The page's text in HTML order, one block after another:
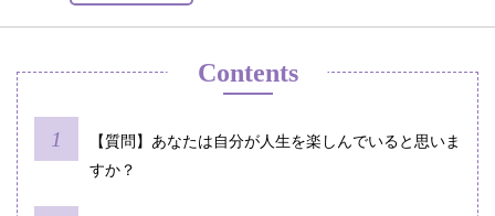
Contents
【質問】あなたは自分が人生を楽しんでいると思いま
すか？